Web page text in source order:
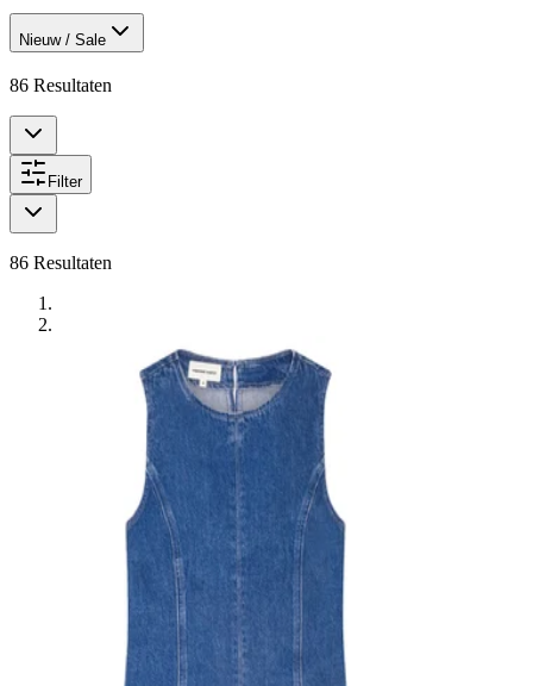
Nieuw / Sale
86 Resultaten
Filter
86 Resultaten